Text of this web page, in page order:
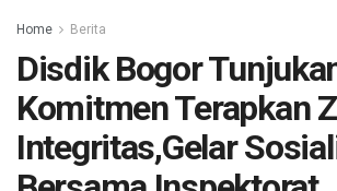
Home Berita
Disdik Bogor
Komitmen Terapkan
Integritas,Gelar